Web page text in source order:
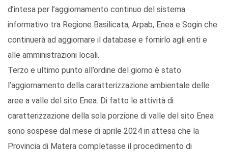
d’intesa per l’aggiornamento continuo del sistema
informativo tra Regione Basilicata, Arpab, Enea e Sogin che
continuerà ad aggiornare il database e fornirlo agli enti e
alle amministrazioni locali.
Terzo e ultimo punto all’ordine del giorno è stato
l’aggiornamento della caratterizzazione ambientale delle
aree a valle del sito Enea. Di fatto le attività di
caratterizzazione della sola porzione di valle del sito Enea
sono sospese dal mese di aprile 2024 in attesa che la
Provincia di Matera completasse il procedimento di